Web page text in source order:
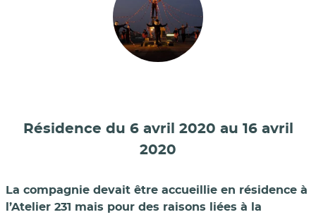
Résidence du 6 avril 2020 au 16 avril
2020
La compagnie devait être accueillie en résidence à
l’Atelier 231 mais pour des raisons liées à la